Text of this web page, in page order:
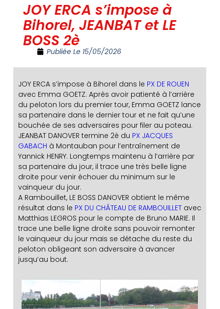
JOY ERCA s’impose à
Bihorel, JEANBAT et LE
BOSS 2è
Publiée Le 15/05/2026
JOY ERCA s’impose à Bihorel dans le PX DE ROUEN
avec Emma GOETZ. Après avoir patienté à l’arrière
du peloton lors du premier tour, Emma GOETZ lance
sa partenaire dans le dernier tour et ne fait qu’une
bouchée de ses adversaires pour filer au poteau.
JEANBAT DANOVER termine 2è du PX JACQUES
GABACH à Montauban pour l’entraînement de
Yannick HENRY. Longtemps maintenu à l’arrière par
sa partenaire du jour, il trace une très belle ligne
droite pour venir échouer du minimum sur le
vainqueur du jour.
A Rambouillet, LE BOSS DANOVER obtient le même
résultat dans le PX DU CHÂTEAU DE RAMBOUILLETavec
Matthias LEGROS pour le compte de Bruno MARIE. Il
trace une belle ligne droite sans pouvoir remonter
le vainqueur du jour mais se détache du reste du
peloton obligeant son adversaire à avancer
jusqu’au bout.